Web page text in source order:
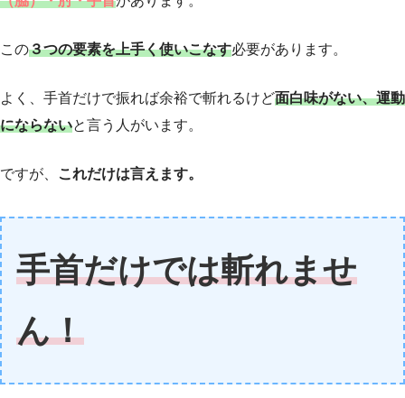
この３つの要素を上手く使いこなす必要があります。
よく、手首だけで振れば余裕で斬れるけど面白味がない、運動
にならないと言う人がいます。
ですが、 これだけは言えます。
手首だけでは斬れませ
ん！